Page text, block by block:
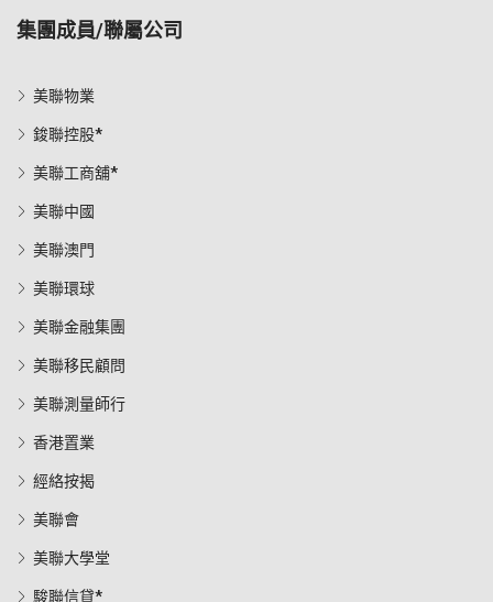
集團成員/聯屬公司
美聯物業
鋑聯控股*
美聯工商舖*
美聯中國
美聯澳門
美聯環球
美聯金融集團
美聯移民顧問
美聯測量師行
香港置業
經絡按揭
美聯會
美聯大學堂
駿聯信貸*